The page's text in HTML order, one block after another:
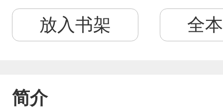
放入书架 全
简介